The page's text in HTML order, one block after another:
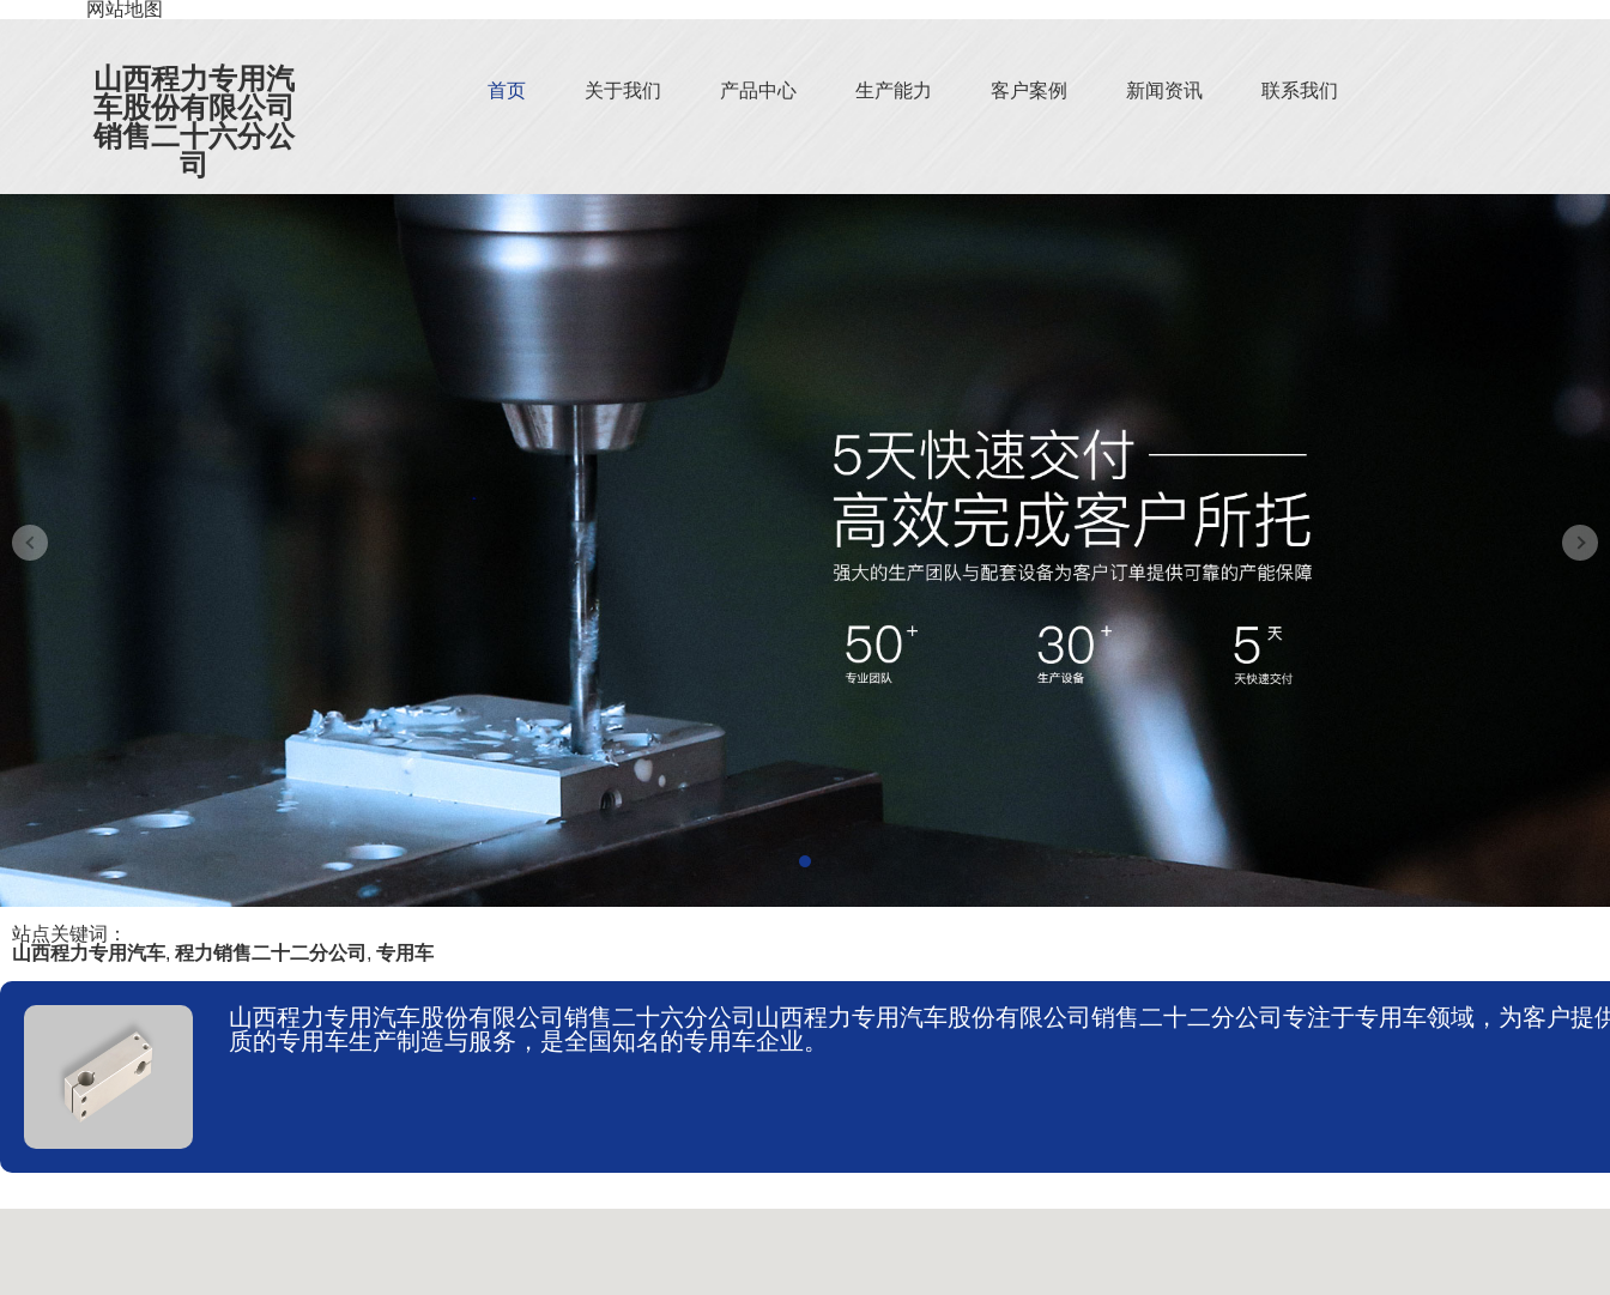
网站地图
山西程力专用汽
车股份有限公司
销售二十六分公
司
首页 关于我们 产品中心 生产能力 客户案例 新闻资讯 联系我们
站点关键词：
山西程力专用汽车, 程力销售二十二分公司 , 专用车
山西程力专用汽车股份有限公司销售二十六分公司山西程力专用汽车股份有限公司销售二十二分公司专注于专用车领域，为客户提
质的专用车生产制造与服务，是全国知名的专用车企业。